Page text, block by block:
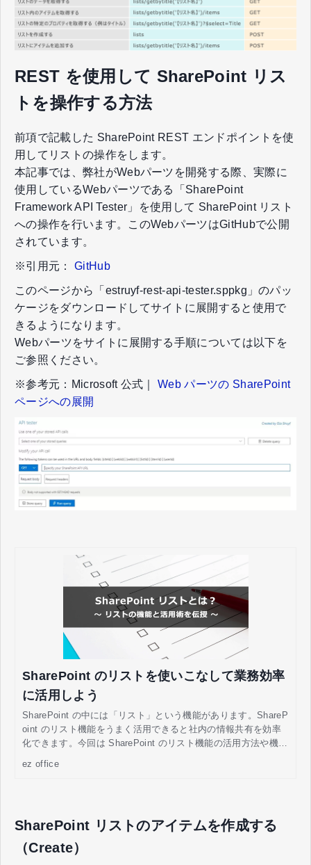
REST を使用して SharePoint リス
トを操作する方法
前項で記載した SharePoint REST エンドポイントを使
用してリストの操作をします。
本記事では、弊社がWebパーツを開発する際、実際に
使用しているWebパーツである「SharePoint
Framework API Tester」を使用して SharePoint リスト
への操作を行います。このWebパーツはGitHubで公開
されています。
※引用元： GitHub
このページから「estruyf-rest-api-tester.sppkg」のパッ
ケージをダウンロードしてサイトに展開すると使用で
きるようになります。
Webパーツをサイトに展開する手順については以下を
ご参照ください。
※参考元：Microsoft 公式｜Web パーツの SharePoint
ページへの展開
SharePoint のリストを使いこなして業務効率
に活用しよう
SharePoint の中には「リスト」という機能があります。ShareP
oint のリスト機能をうまく活用できると社内の情報共有を効率
化できます。今回は SharePoint のリスト機能の活用方法や機能
ez office
SharePoint リストのアイテムを作成する
（Create）